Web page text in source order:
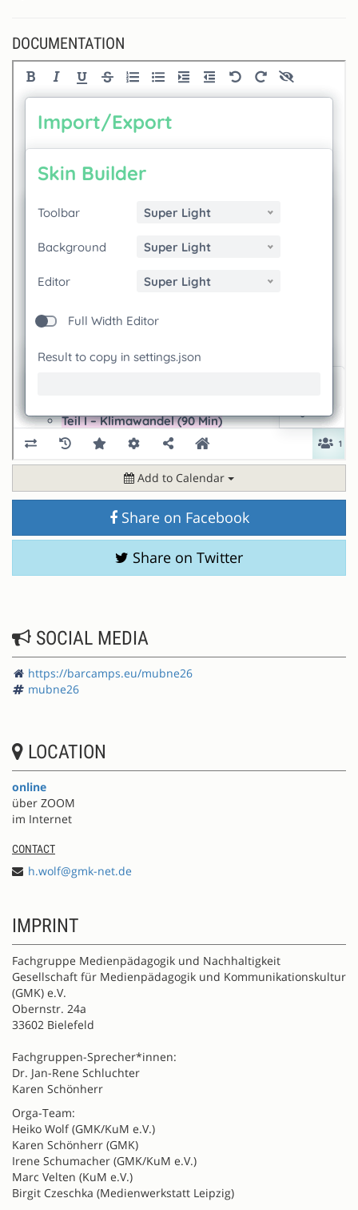
DOCUMENTATION
Add to Calendar
Share on Facebook
Share on Twitter
SOCIAL MEDIA
https://barcamps.eu/mubne26
mubne26
LOCATION
online
über ZOOM
im Internet
CONTACT
h.wolf@gmk-net.de
IMPRINT
Fachgruppe Medienpädagogik und Nachhaltigkeit
Gesellschaft für Medienpädagogik und Kommunikationskultur
(GMK) e.V.
Obernstr. 24a
33602 Bielefeld
Fachgruppen-Sprecher*innen:
Dr. Jan-Rene Schluchter
Karen Schönherr
Orga-Team:
Heiko Wolf (GMK/KuM e.V.)
Karen Schönherr (GMK)
Irene Schumacher (GMK/KuM e.V.)
Marc Velten (KuM e.V.)
Birgit Czeschka (Medienwerkstatt Leipzig)